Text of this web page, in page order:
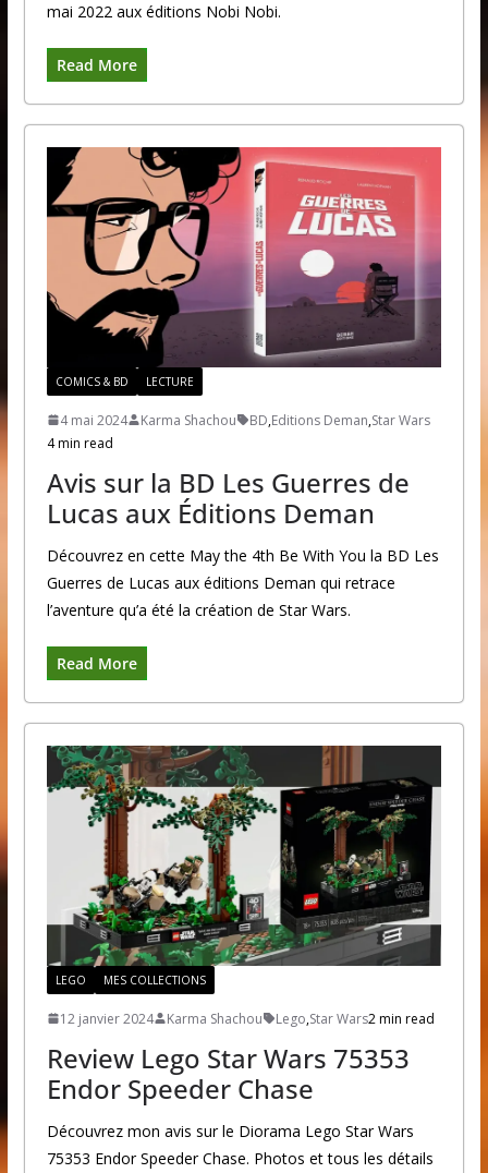
mai 2022 aux éditions Nobi Nobi.
Read More
COMICS & BD LECTURE
4 mai 2024 Karma Shachou BD,Editions Deman,Star Wars
4 min read
Avis sur la BD Les Guerres de
Lucas aux Éditions Deman
Découvrez en cette May the 4th Be With You la BD Les
Guerres de Lucas aux éditions Deman qui retrace
l’aventure qu’a été la création de Star Wars.
Read More
LEGO MES COLLECTIONS
12 janvier 2024 Karma Shachou Lego,Star Wars2 min read
Review Lego Star Wars 75353
Endor Speeder Chase
Découvrez mon avis sur le Diorama Lego Star Wars
75353 Endor Speeder Chase. Photos et tous les détails